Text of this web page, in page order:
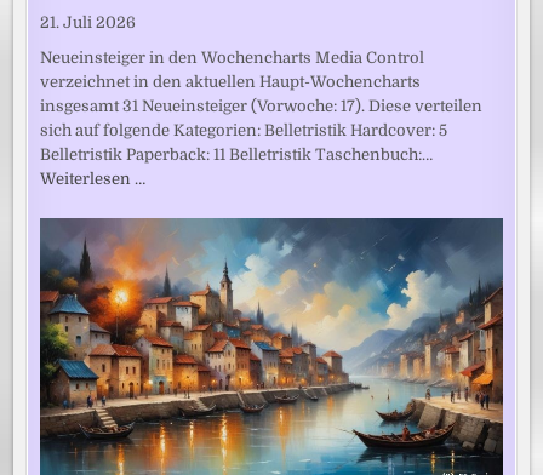
21. Juli 2026
Neueinsteiger in den Wochencharts Media Control
verzeichnet in den aktuellen Haupt-Wochencharts
insgesamt 31 Neueinsteiger (Vorwoche: 17). Diese verteilen
sich auf folgende Kategorien: Belletristik Hardcover: 5
Belletristik Paperback: 11 Belletristik Taschenbuch:…
Weiterlesen …